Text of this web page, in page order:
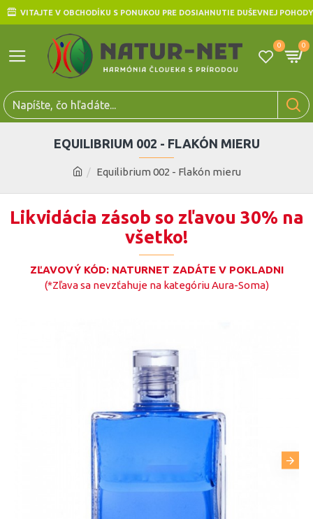
VITAJTE V OBCHODÍKU S PONUKOU PRE DOSIAHNUTIE DUŠEVNEJ POHODY
0 0
Equilibrium 002 - Flakón mieru
EQUILIBRIUM 002 - FLAKÓN MIERU
Likvidácia zásob so zľavou 30% na
všetko!
ZĽAVOVÝ KÓD: NATURNET ZADÁTE V POKLADNI
(*Zľava sa nevzťahuje na kategóriu Aura-Soma)